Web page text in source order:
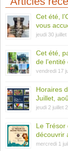
Cet été,
vous
jeudi 30
Cet été,
de
vendredi 17
Horaires
Juillet,
jeudi 2 juillet
Le Trésor
découvrir
mercredi 1